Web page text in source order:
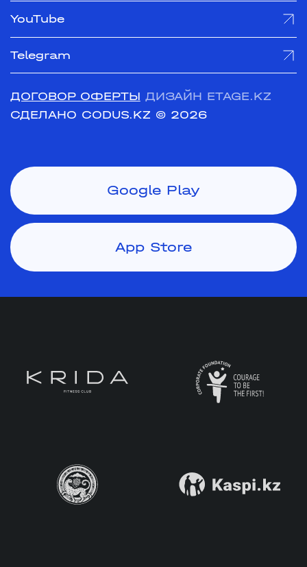
YouTube
Telegram
ДОГОВОР ОФЕРТЫ ДИЗАЙН ETAGE.KZ
СДЕЛАНО CODUS.KZ © 2026
Google Play
App Store